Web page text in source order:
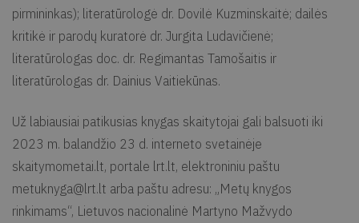
pirmininkas); literatūrologė dr. Dovilė Kuzminskaitė; dailės
kritikė ir parodų kuratorė dr. Jurgita Ludavičienė;
literatūrologas doc. dr. Regimantas Tamošaitis ir
literatūrologas dr. Dainius Vaitiekūnas.
Už labiausiai patikusias knygas skaitytojai gali balsuoti iki
2023 m. balandžio 23 d. interneto svetainėje
skaitymometai.lt, portale lrt.lt, elektroniniu paštu
metuknyga@lrt.lt arba paštu adresu: „Metų knygos
rinkimams“, Lietuvos nacionalinė Martyno Mažvydo